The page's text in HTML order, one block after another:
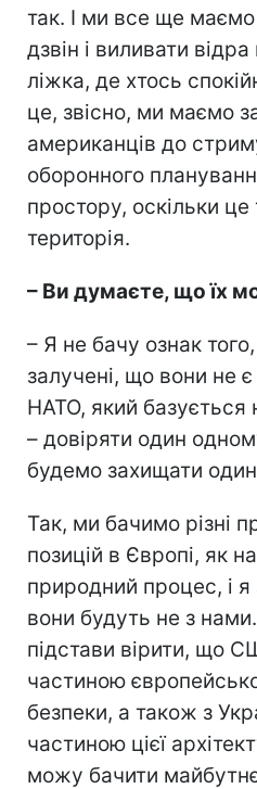
так. І ми все ще
дзвін і виливати
ліжка, де хтось
це, звісно, ми маємо
американців до
оборонного
простору, оскільки це
територія.
– Ви думаєте, що їх
– Я не бачу ознак
залучені, що вони не
НАТО, який базується
– довіряти один
будемо захищати один
Так, ми бачимо різні
позицій в Європі, як
природний процес, і
вони будуть не з
підстави вірити, що
частиною
безпеки, а також з
частиною цієї
можу бачити